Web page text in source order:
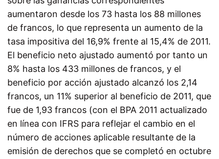
aumentaron desde los 73 hasta los 88 millones
de francos, lo que representa un aumento de la
tasa impositiva del 16,9% frente al 15,4% de 2011.
El beneficio neto ajustado aumentó por tanto un
8% hasta los 433 millones de francos, y el
beneficio por acción ajustado alcanzó los 2,14
francos, un 11% superior al beneficio de 2011, que
fue de 1,93 francos (con el BPA 2011 actualizado
en línea con IFRS para reflejar el cambio en el
número de acciones aplicable resultante de la
emisión de derechos que se completó en octubre